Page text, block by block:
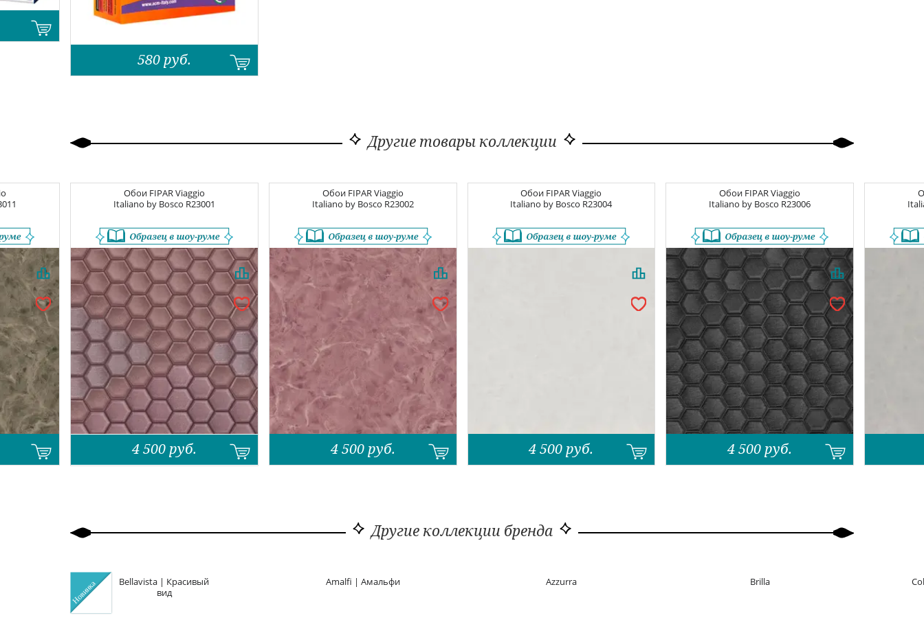
580 руб.
Другие товары коллекции
Обои FIPAR Viaggio
Italiano by Bosco R23001
4 500руб.
Обои FIPAR Viaggio
Italiano by Bosco R23002
4 500руб.
Обои FIPAR Viaggio
Italiano by Bosco R23004
4 500руб.
Обои FIPAR Viaggio
Italiano by Bosco R23006
4 500руб.
Другие коллекции бренда
Bellavista | Красивый
вид
Amalfi | Амальфи Azzurra Brilla